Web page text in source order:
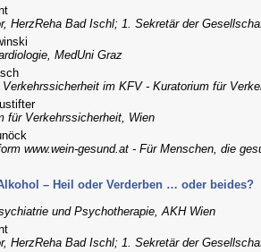
HerzReha Bad Ischl; 1. Sekretär der
MedUni Graz
im KFV - Kuratorium für
für Verkehrssicherheit, Wien
www.wein-gesund.at - Für Menschen, die
– Heil oder Verderben … oder beides?
und Psychotherapie, AKH Wien
HerzReha Bad Ischl; 1. Sekretär der